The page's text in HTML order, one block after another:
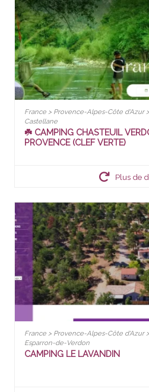
France > Provence-Alpes-Côte d'Azur
Castellane
☘️ CAMPING CHASTEUIL
PROVENCE (CLEF VERTE)
Plus de
France > Provence-Alpes-Côte d'Azur
Esparron-de-Verdon
CAMPING LE LAVANDIN